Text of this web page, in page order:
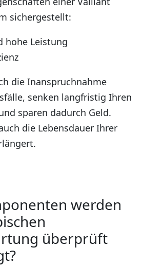
sichergestellt:
hohe Leistung
die Inanspruchnahme
senken langfristig Ihren
sparen dadurch Geld.
die Lebensdauer Ihrer
werden
überprüft